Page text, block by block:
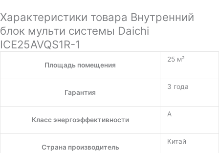
Характеристики товара Внутренний
блок мульти системы Daichi
ICE25AVQS1R-1
Площадь помещения
25 м²
Гарантия
3 года
Класс энергоэффективности
A
Страна производитель
Китай